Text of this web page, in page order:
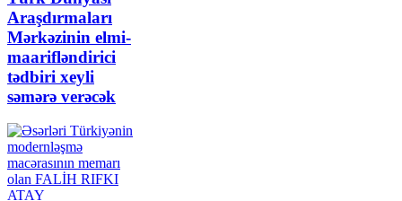
Araşdırmaları
Mərkəzinin elmi-
maarifləndirici
tədbiri xeyli
səmərə verəcək